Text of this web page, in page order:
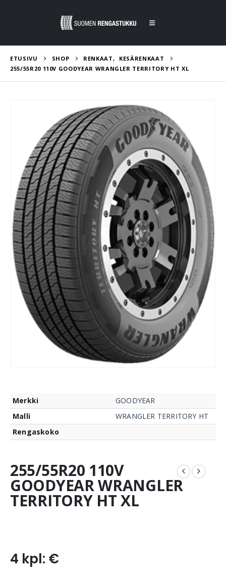
ETUSIVU SHOP RENKAAT,
KESÄRENKAAT
255/55R20 110V GOODYEAR WRANGLER TERRITORY HT XL
Merkki
GOODYEAR
Malli
WRANGLER TERRITORY HT
Rengaskoko
255/55R20 110V
GOODYEAR WRANGLER
TERRITORY HT XL
4 kpl: €